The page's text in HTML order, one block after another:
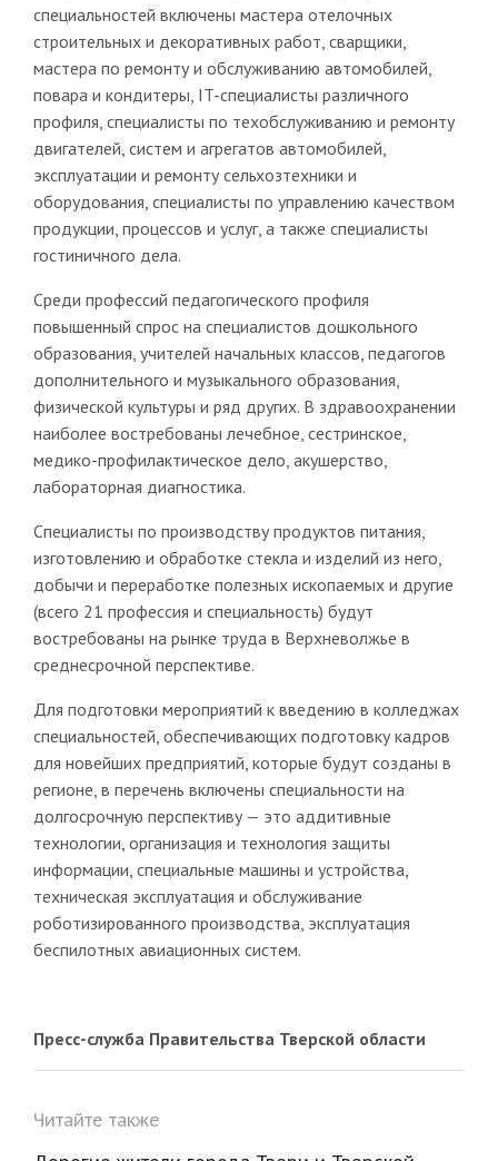
специальностей включены мастера отелочных
строительных и декоративных работ, сварщики,
мастера по ремонту и обслуживанию автомобилей,
повара и кондитеры, IT-специалисты различного
профиля, специалисты по техобслуживанию и ремонту
двигателей, систем и агрегатов автомобилей,
эксплуатации и ремонту сельхозтехники и
оборудования, специалисты по управлению качеством
продукции, процессов и услуг, а также специалисты
гостиничного дела.
Среди профессий педагогического профиля
повышенный спрос на специалистов дошкольного
образования, учителей начальных классов, педагогов
дополнительного и музыкального образования,
физической культуры и ряд других. В здравоохранении
наиболее востребованы лечебное, сестринское,
медико-профилактическое дело, акушерство,
лабораторная диагностика.
Специалисты по производству продуктов питания,
изготовлению и обработке стекла и изделий из него,
добычи и переработке полезных ископаемых и другие
(всего 21 профессия и специальность) будут
востребованы на рынке труда в Верхневолжье в
среднесрочной перспективе.
Для подготовки мероприятий к введению в колледжах
специальностей, обеспечивающих подготовку кадров
для новейших предприятий, которые будут созданы в
регионе, в перечень включены специальности на
долгосрочную перспективу — это аддитивные
технологии, организация и технология защиты
информации, специальные машины и устройства,
техническая эксплуатация и обслуживание
роботизированного производства, эксплуатация
беспилотных авиационных систем.
Пресс-служба Правительства Тверской области
Читайте также